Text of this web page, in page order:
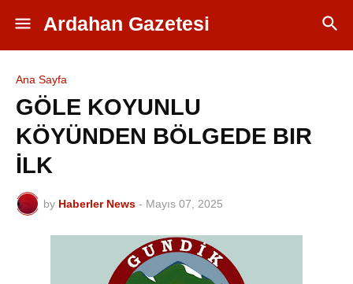
Ardahan Gazetesi
Ana Sayfa
GÖLE KOYUNLU
KÖYÜNDEN BÖLGEDE BIR
İLK
by Haberler News - Mayıs 07, 2025